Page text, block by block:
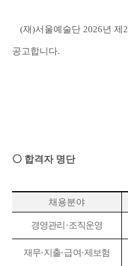
(재)서울예술단2026년 제2
공고합니다.
⚪ 합격자 명단
채용분야
경영관리 ·조직운영
재무·지출·급여·제보험